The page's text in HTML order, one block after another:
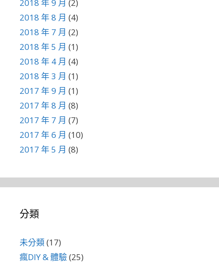
2018 年 9 月 (2)
2018 年 8 月 (4)
2018 年 7 月 (2)
2018 年 5 月 (1)
2018 年 4 月 (4)
2018 年 3 月 (1)
2017 年 9 月 (1)
2017 年 8 月 (8)
2017 年 7 月 (7)
2017 年 6 月 (10)
2017 年 5 月 (8)
分類
未分類(17)
瘋DIY & 體驗(25)